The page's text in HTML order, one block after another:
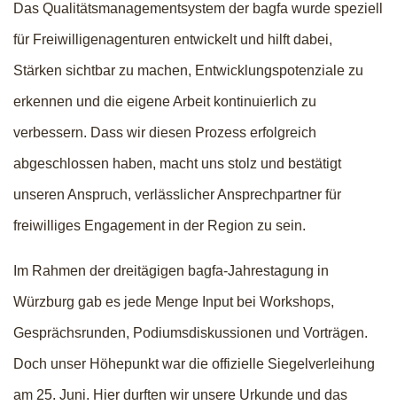
Das Qualitätsmanagementsystem der bagfa wurde speziell
für Freiwilligenagenturen entwickelt und hilft dabei,
Stärken sichtbar zu machen, Entwicklungspotenziale zu
erkennen und die eigene Arbeit kontinuierlich zu
verbessern. Dass wir diesen Prozess erfolgreich
abgeschlossen haben, macht uns stolz und bestätigt
unseren Anspruch, verlässlicher Ansprechpartner für
freiwilliges Engagement in der Region zu sein.
Im Rahmen der dreitägigen bagfa-Jahrestagung in
Würzburg gab es jede Menge Input bei Workshops,
Gesprächsrunden, Podiumsdiskussionen und Vorträgen.
Doch unser Höhepunkt war die offizielle Siegelverleihung
am 25. Juni. Hier durften wir unsere Urkunde und das